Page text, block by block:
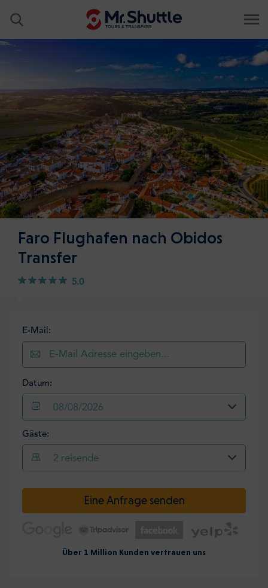
Faro Flughafen nach Obidos
Transfer
5.0
E-Mail:
Datum:
08/08/2026
Gäste:
2 reisende
Eine Anfrage senden
Über 1 Million Kunden vertrauen uns